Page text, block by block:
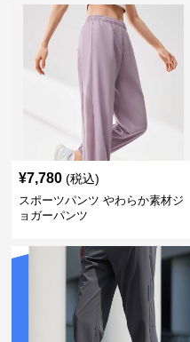
¥7,780 (税込)
スポーツパンツ やわらか素材ジ
ョガーパンツ